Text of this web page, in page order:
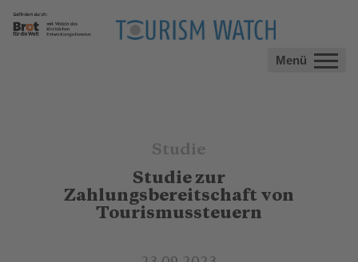
Menü
Studie
Studie zur
Zahlungsbereitschaft von
Tourismussteuern